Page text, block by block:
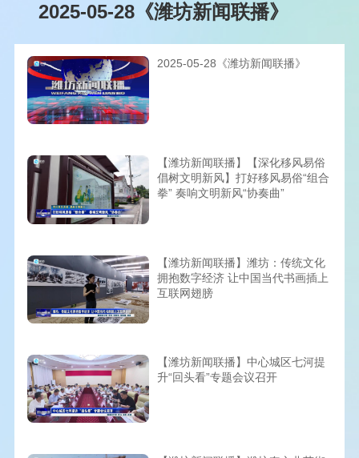
2025-05-28《潍坊新闻联播》
2025-05-28《潍坊新闻联播》
【潍坊新闻联播】【深化移风易俗
倡树文明新风】打好移风易俗“组合
拳” 奏响文明新风“协奏曲”
【潍坊新闻联播】潍坊：传统文化
拥抱数字经济 让中国当代书画插上
互联网翅膀
【潍坊新闻联播】中心城区七河提
升“回头看”专题会议召开